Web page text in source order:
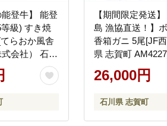
能登牛】 能登
級) すき焼
らおか風舎
式会社） 石川
肉 牛肉
は モモ肉 す
【期間限定発送
島 漁協直送！】
香箱ガニ 5尾[JF西
県 志賀町
かに ズワイガニ
メス 内子
26,000円
石川県 志賀町